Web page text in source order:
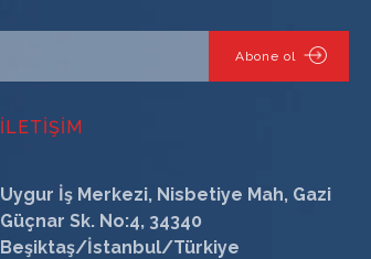
Abone ol
İLETİŞİM
Uygur İş Merkezi, Nisbetiye Mah, Gazi
Güçnar Sk. No:4, 34340
Beşiktaş/İstanbul/Türkiye